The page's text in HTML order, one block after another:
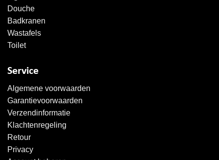
Douche
Badkranen
Wastafels
Toilet
Service
Algemene voorwaarden
Garantievoorwaarden
Verzendinformatie
Klachtenregeling
Retour
Privacy